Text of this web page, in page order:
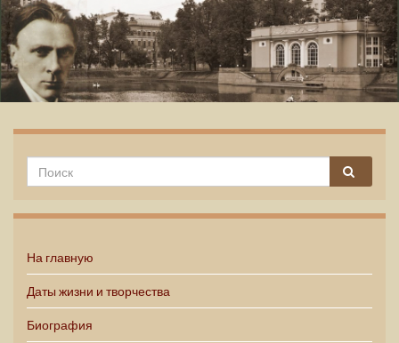
На главную
Даты жизни и творчества
Биография